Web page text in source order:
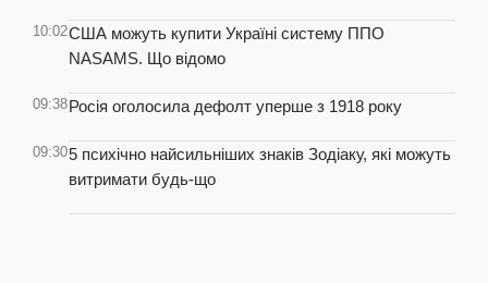
10:02США можуть купити Україні систему ППО
NASAMS. Що відомо
09:38Росія оголосила дефолт уперше з 1918 року
09:305 психічно найсильніших знаків Зодіаку, які можуть
витримати будь-що